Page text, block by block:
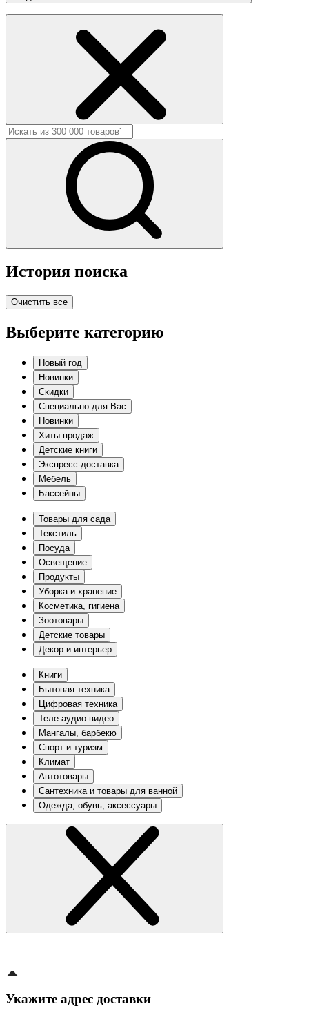
История поиска
Очистить все
Выберите категорию
Новый год
Новинки
Скидки
Специально для Вас
Новинки
Хиты продаж
Детские книги
Экспресс-доставка
Мебель
Бассейны
Товары для сада
Текстиль
Посуда
Освещение
Продукты
Уборка и хранение
Косметика, гигиена
Зоотовары
Детские товары
Декор и интерьер
Книги
Бытовая техника
Цифровая техника
Теле-аудио-видео
Мангалы, барбекю
Спорт и туризм
Климат
Автотовары
Сантехника и товары для ванной
Одежда, обувь, аксессуары
Укажите адрес доставки